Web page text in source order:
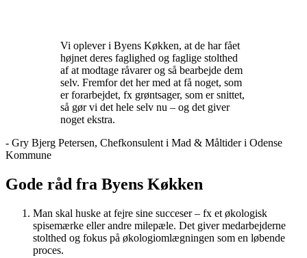
Vi oplever i Byens Køkken, at de har fået
højnet deres faglighed og faglige stolthed
af at modtage råvarer og så bearbejde dem
selv. Fremfor det her med at få noget, som
er forarbejdet, fx grøntsager, som er snittet,
så gør vi det hele selv nu – og det giver
noget ekstra.
- Gry Bjerg Petersen, Chefkonsulent i Mad & Måltider i Odense
Kommune
Gode råd fra Byens Køkken
Man skal huske at fejre sine succeser – fx et økologisk
spisemærke eller andre milepæle. Det giver medarbejderne
stolthed og fokus på økologiomlægningen som en løbende
proces.